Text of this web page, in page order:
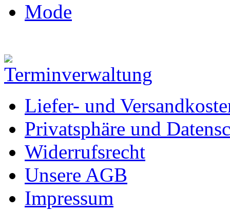
Mode
Liefer- und
Privatsphäre und
Widerrufsrecht
Unsere AGB
Impressum